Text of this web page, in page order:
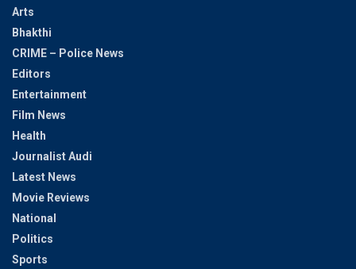
Arts
Bhakthi
CRIME – Police News
Editors
Entertainment
Film News
Health
Journalist Audi
Latest News
Movie Reviews
National
Politics
Sports